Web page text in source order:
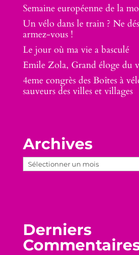
Semaine européenne de la
Un vélo dans le train ? Ne
armez-vous !
Le jour où ma vie a basculé
Emile Zola, Grand éloge du
4eme congrès des Boîtes à
sauveurs des villes et villages
Archives
Archives
Derniers